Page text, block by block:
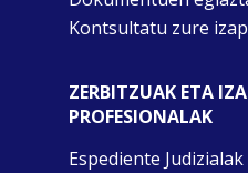
Kontsultatu zure
ZERBITZUAK ETA
PROFESIONALAK
Espediente Judizialak